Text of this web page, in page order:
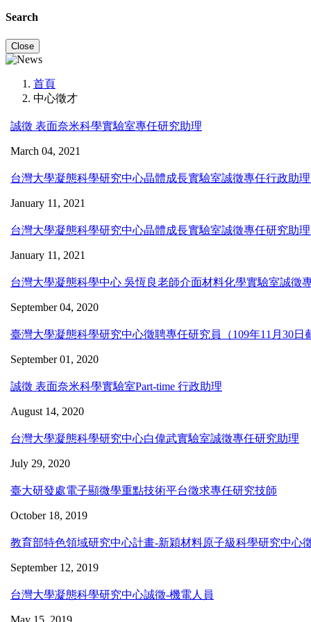
Search
Close
首頁
中心徵才
誠徵 表面奈米科學實驗室專任研究助理
March 04, 2021
台灣大學凝態科學研究中心晶體成長實驗室誠徵專任行政助理
January 11, 2021
台灣大學凝態科學研究中心晶體成長實驗室誠徵專任研究助理
January 11, 2021
台灣大學凝態科學中心 吳恆良老師介面材料化學實驗室誠徵
September 04, 2020
臺灣大學凝態科學研究中心徵聘專任研究員（109年11月30日
September 01, 2020
誠徵 表面奈米科學實驗室Part-time 行政助理
August 14, 2020
台灣大學凝態科學研究中心白偉武實驗室誠徵專任研究助理
July 29, 2020
臺大研發處電子顯微學重點技術平台徵求專任研究技師
October 18, 2019
教育部特色領域研究中心計畫-新穎材料原子級科學研究中心
September 12, 2019
台灣大學凝態科學研究中心誠徵-機電人員
May 15, 2019